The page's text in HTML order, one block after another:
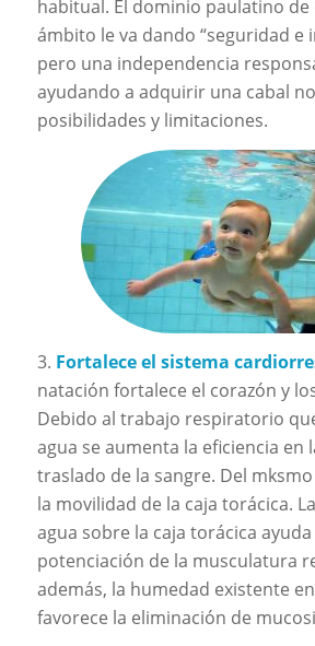
habitual. El dominio paulatino de
ámbito le va dando “seguridad e
pero una independencia
ayudando a adquirir una cabal
posibilidades y limitaciones.
3. Fortalece el sistema
natación fortalece el corazón y
Debido al trabajo respiratorio
agua se aumenta la eficiencia en
traslado de la sangre. Del
la movilidad de la caja torácica.
agua sobre la caja torácica ayuda
potenciación de la musculatura
además, la humedad existente
favorece la eliminación de